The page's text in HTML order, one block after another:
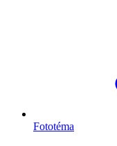
Fototéma